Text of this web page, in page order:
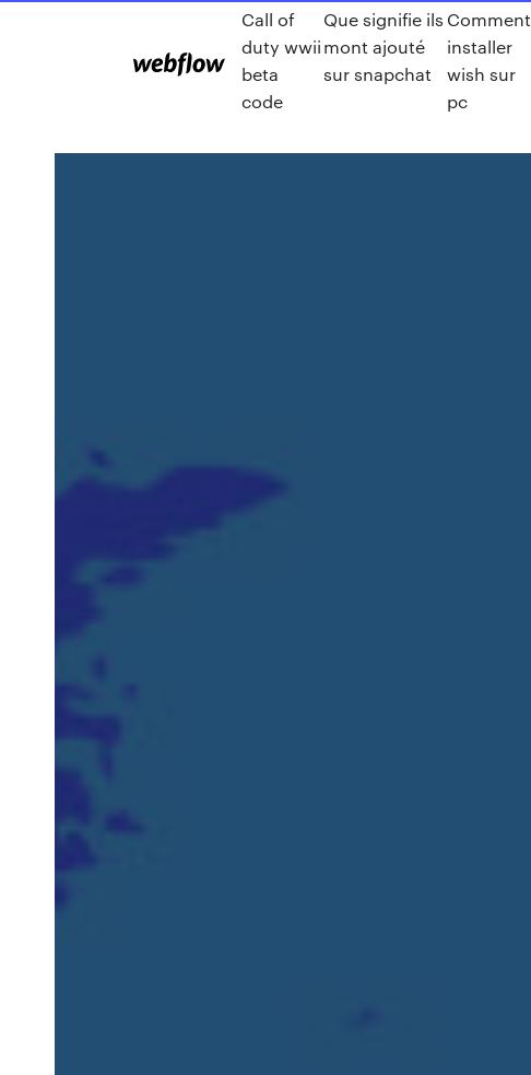
Call of
duty wwii
beta
code
Que signifie ils
mont ajouté
sur snapchat
Comment
installer
wish sur
pc